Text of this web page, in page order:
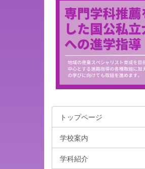
トップページ
学校案内
学科紹介